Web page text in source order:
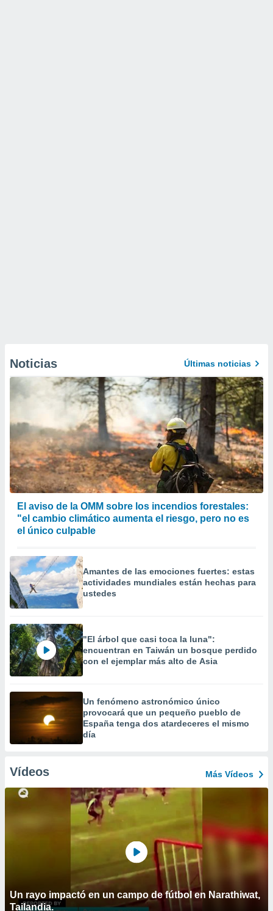
Noticias Últimas noticias
El aviso de la OMM sobre los incendios forestales:
"el cambio climático aumenta el riesgo, pero no es
el único culpable
Amantes de las emociones fuertes: estas
actividades mundiales están hechas para
ustedes
"El árbol que casi toca la luna":
encuentran en Taiwán un bosque perdido
con el ejemplar más alto de Asia
Un fenómeno astronómico único
provocará que un pequeño pueblo de
España tenga dos atardeceres el mismo
día
Vídeos Más Vídeos
Un rayo impactó en un campo de fútbol en Narathiwat,
Tailandia.